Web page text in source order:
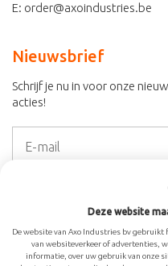
E: order@axoindustries.be
Nieuwsbrief
Schrijf je nu in voor onze
acties!
Deze website is beschermd
Servicevoorwaarden
Deze website
De website van Axo Industries bv gebruikt
van websiteverkeer of advertenties,
informatie, over uw gebruik van onze